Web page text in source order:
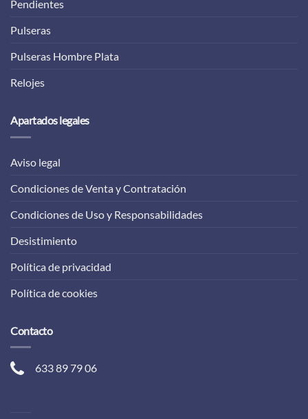
Pendientes
Pulseras
Pulseras Hombre Plata
Relojes
Apartados legales
Aviso legal
Condiciones de Venta y Contratación
Condiciones de Uso y Responsabilidades
Desistimiento
Política de privacidad
Política de cookies
Contacto
633 89 79 06